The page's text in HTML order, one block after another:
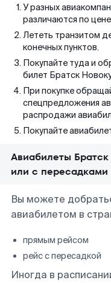
У разных
различаются по
Лететь транзитом
конечных пунктов.
Покупайте туда и
билет Братск
При покупке
спецпредложения
распродажи
Покупайте
Авиабилеты
или с пересадками
Вы можете
авиабилетом в
прямым рейсом
рейс с пересадкой
Иногда в